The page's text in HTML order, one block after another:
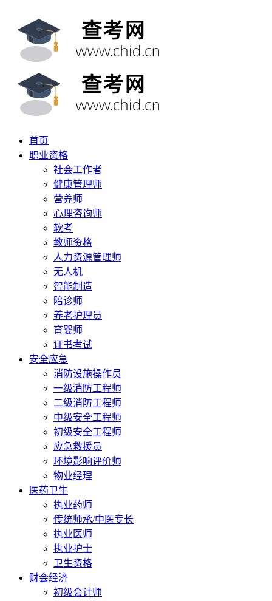
首页
职业资格
社会工作者
健康管理师
营养师
心理咨询师
软考
教师资格
人力资源管理师
无人机
智能制造
陪诊师
养老护理员
育婴师
证书考试
安全应急
消防设施操作员
一级消防工程师
二级消防工程师
中级安全工程师
初级安全工程师
应急救援员
环境影响评价师
物业经理
医药卫生
执业药师
传统师承/中医专长
执业医师
执业护士
卫生资格
财会经济
初级会计师